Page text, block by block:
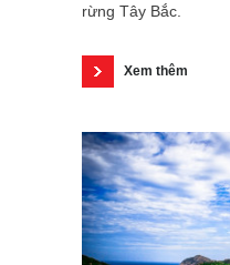
rừng Tây Bắc.
Xem thêm